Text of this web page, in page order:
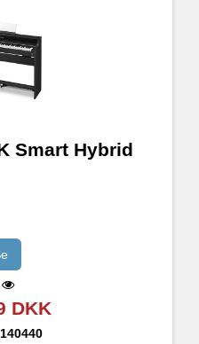
Smart Hybrid
DKK
140440